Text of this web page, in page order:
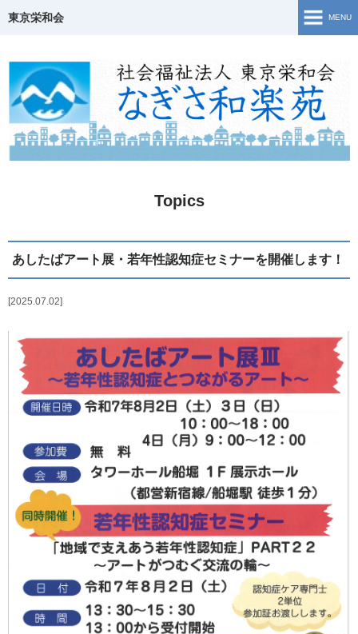
東京栄和会 MENU
介護保険事業
ご相談窓口・支援事業
生活・活動の様子
更新情報
施設紹介
採用情報
ボランティアしてみませんか
相談窓口一覧
Topics
2025.07.02
あしたばアート展・若年性認知症セミナーを開催します！